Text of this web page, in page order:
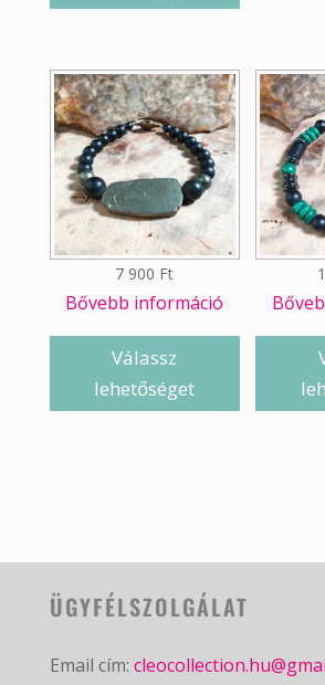
7 900 Ft
Bővebb információ
Válassz
lehetőséget
ÜGYFÉLSZOLGÁLAT
Email cím: